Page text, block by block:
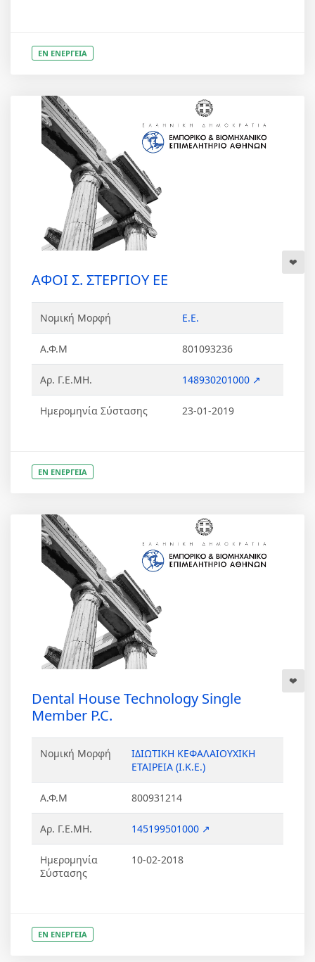
ΕΝ ΕΝΕΡΓΕΙΑ
ΑΦΟΙ Σ. ΣΤΕΡΓΙΟΥ ΕΕ
Νομική Μορφή Ε.Ε.
Α.Φ.Μ 801093236
Αρ. Γ.Ε.ΜΗ. 148930201000 ↗
Ημερομηνία Σύστασης 23-01-2019
ΕΝ ΕΝΕΡΓΕΙΑ
Dental House Technology Single
Member P.C.
Νομική Μορφή
ΙΔΙΩΤΙΚΗ ΚΕΦΑΛΑΙΟΥΧΙΚΗ
ΕΤΑΙΡΕΙΑ (Ι.Κ.Ε.)
Α.Φ.Μ 800931214
Αρ. Γ.Ε.ΜΗ. 145199501000 ↗
Ημερομηνία
Σύστασης
10-02-2018
ΕΝ ΕΝΕΡΓΕΙΑ